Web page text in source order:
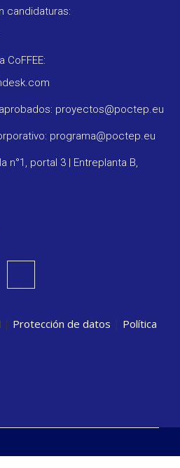
candidaturas:
proyectos@poctep.eu
programa@poctep.eu
n°1, portal 3 | Entreplanta B,
| Protección de datos | Política